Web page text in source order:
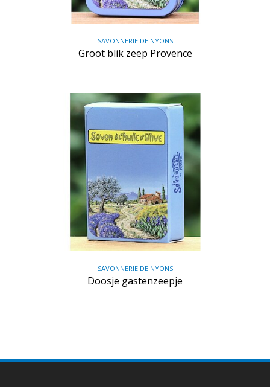
SAVONNERIE DE NYONS
Groot blik zeep Provence
SAVONNERIE DE NYONS
Doosje gastenzeepje